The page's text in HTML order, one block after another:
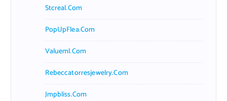
Stcreal.com
PopUpFlea.com
Valueml.com
Rebeccatorresjewelry.com
Jmpbliss.com